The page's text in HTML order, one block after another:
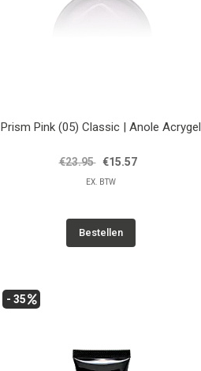
Prism Pink (05) Classic | Anole Acrygel
€23.95 €15.57
EX. BTW
Bestellen
- 35